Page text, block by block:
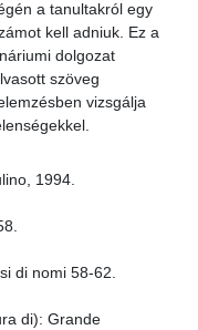
a tanultakról egy
kell adniuk. Ez a
dolgozat
szöveg
vizsgálja
1994.
di nomi 58-62.
di): Grande